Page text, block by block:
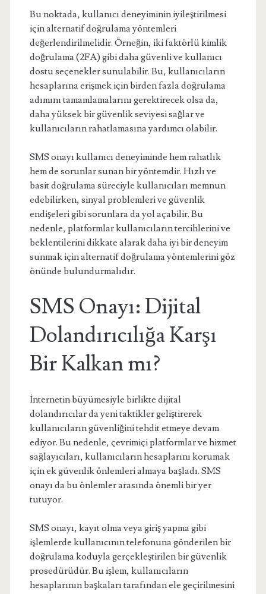
Bu noktada, kullanıcı deneyiminin iyileştirilmesi
için alternatif doğrulama yöntemleri
değerlendirilmelidir. Örneğin, iki faktörlü kimlik
doğrulama (2FA) gibi daha güvenli ve kullanıcı
dostu seçenekler sunulabilir. Bu, kullanıcıların
hesaplarına erişmek için birden fazla doğrulama
adımını tamamlamalarını gerektirecek olsa da,
daha yüksek bir güvenlik seviyesi sağlar ve
kullanıcıların rahatlamasına yardımcı olabilir.
SMS onayı kullanıcı deneyiminde hem rahatlık
hem de sorunlar sunan bir yöntemdir. Hızlı ve
basit doğrulama süreciyle kullanıcıları memnun
edebilirken, sinyal problemleri ve güvenlik
endişeleri gibi sorunlara da yol açabilir. Bu
nedenle, platformlar kullanıcıların tercihlerini ve
beklentilerini dikkate alarak daha iyi bir deneyim
sunmak için alternatif doğrulama yöntemlerini göz
önünde bulundurmalıdır.
SMS Onayı: Dijital
Dolandırıcılığa Karşı
Bir Kalkan mı?
İnternetin büyümesiyle birlikte dijital
dolandırıcılar da yeni taktikler geliştirerek
kullanıcıların güvenliğini tehdit etmeye devam
ediyor. Bu nedenle, çevrimiçi platformlar ve hizmet
sağlayıcıları, kullanıcıların hesaplarını korumak
için ek güvenlik önlemleri almaya başladı. SMS
onayı da bu önlemler arasında önemli bir yer
tutuyor.
SMS onayı, kayıt olma veya giriş yapma gibi
işlemlerde kullanıcının telefonuna gönderilen bir
doğrulama koduyla gerçekleştirilen bir güvenlik
prosedürüdür. Bu işlem, kullanıcıların
hesaplarının başkaları tarafından ele geçirilmesini